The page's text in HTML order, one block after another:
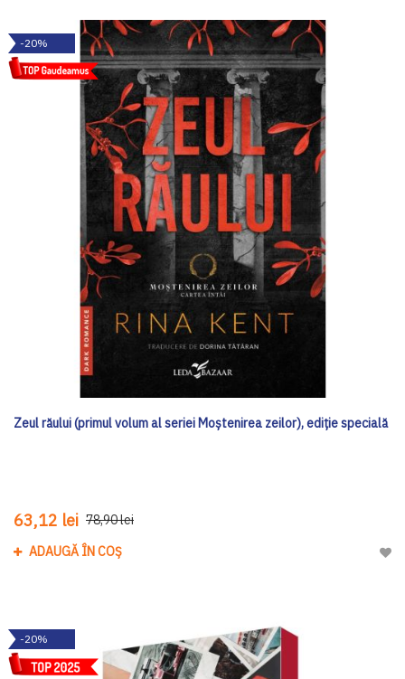
-20%
Zeul răului (primul volum al seriei Moștenirea zeilor), ediţie specială
63,12 lei 78,90 lei
ADAUGĂ ÎN COȘ
-20%